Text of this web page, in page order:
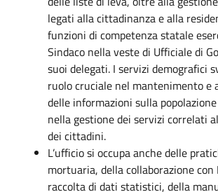
legati alla cittadinanza e alla
funzioni di competenza statale
Sindaco nella veste di Ufficiale di
suoi delegati. I servizi demografici
ruolo cruciale nel mantenimento e
delle informazioni sulla
nella gestione dei servizi correlati
dei cittadini.
L’ufficio si occupa anche delle
mortuaria, della collaborazione con
raccolta di dati statistici, della